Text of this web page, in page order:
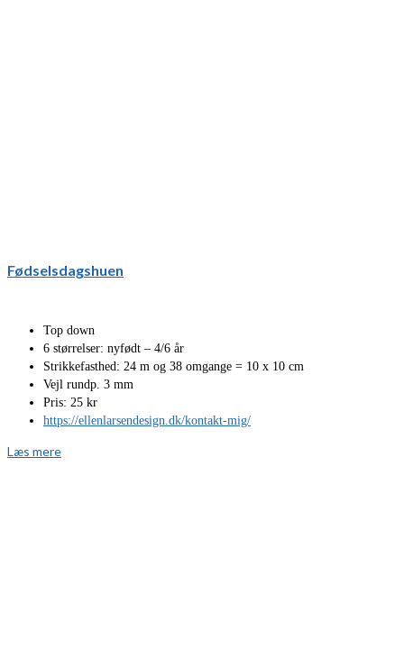
Fødselsdagshuen
Top down
6 størrelser: nyfødt – 4/6 år
Strikkefasthed: 24 m og 38 omgange = 10 x 10 cm
Vejl rundp. 3 mm
Pris: 25 kr
https://ellenlarsendesign.dk/kontakt-mig/
Læs mere